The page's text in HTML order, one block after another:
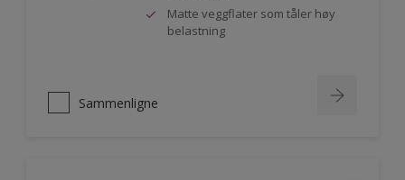
Matte veggflater som tåler høy
belastning
Sammenligne